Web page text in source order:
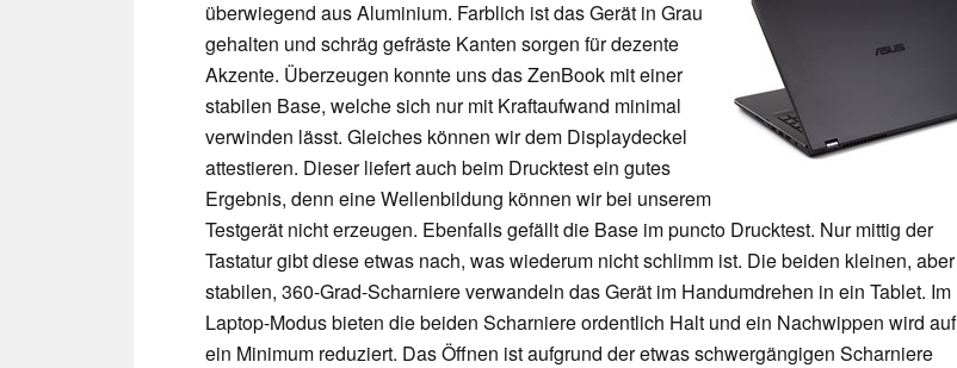
überwiegend aus Aluminium. Farblich ist das Gerät in Grau
gehalten und schräg gefräste Kanten sorgen für dezente
Akzente. Überzeugen konnte uns das ZenBook mit einer
stabilen Base, welche sich nur mit Kraftaufwand minimal
verwinden lässt. Gleiches können wir dem Displaydeckel
attestieren. Dieser liefert auch beim Drucktest ein gutes
Ergebnis, denn eine Wellenbildung können wir bei unserem
Testgerät nicht erzeugen. Ebenfalls gefällt die Base im puncto Drucktest. Nur mittig der
Tastatur gibt diese etwas nach, was wiederum nicht schlimm ist. Die beiden kleinen, aber
stabilen, 360-Grad-Scharniere verwandeln das Gerät im Handumdrehen in ein Tablet. Im
Laptop-Modus bieten die beiden Scharniere ordentlich Halt und ein Nachwippen wird auf
ein Minimum reduziert. Das Öffnen ist aufgrund der etwas schwergängigen Scharniere